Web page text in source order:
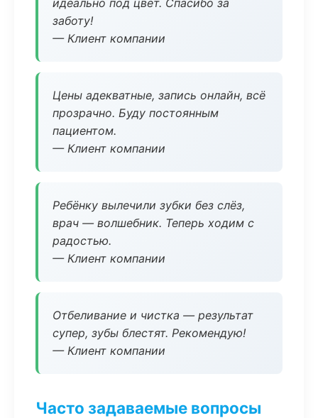
идеально под цвет. Спасибо за
заботу!
— Клиент компании
Цены адекватные, запись онлайн, всё
прозрачно. Буду постоянным
пациентом.
— Клиент компании
Ребёнку вылечили зубки без слёз,
врач — волшебник. Теперь ходим с
радостью.
— Клиент компании
Отбеливание и чистка — результат
супер, зубы блестят. Рекомендую!
— Клиент компании
Часто задаваемые вопросы